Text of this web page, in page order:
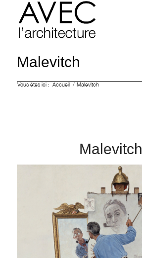
Malevitch
Vous êtes ici : Accueil / Malevitch
Malevitch